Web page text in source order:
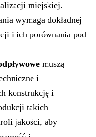
miejskiej.
wymaga dokładnej
i ich porównania pod
muszą
i
konstrukcję i
takich
jakości, aby